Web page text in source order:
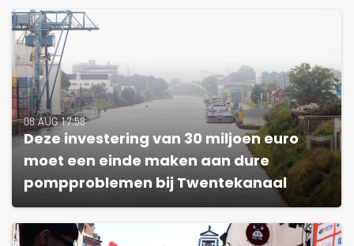
08 AUG 17:58
Deze investering van 30 miljoen euro
moet een einde maken aan dure
pompproblemen bij Twentekanaal